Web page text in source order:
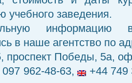
учебного заведения.
информацию
в наше агентство по
проспект Победы, 5а,
097 962-48-63,
+44